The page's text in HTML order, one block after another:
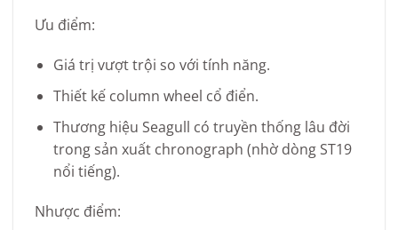
Ưu điểm:
Giá trị vượt trội so với tính năng.
Thiết kế column wheel cổ điển.
Thương hiệu Seagull có truyền thống lâu đời
trong sản xuất chronograph (nhờ dòng ST19
nổi tiếng).
Nhược điểm: